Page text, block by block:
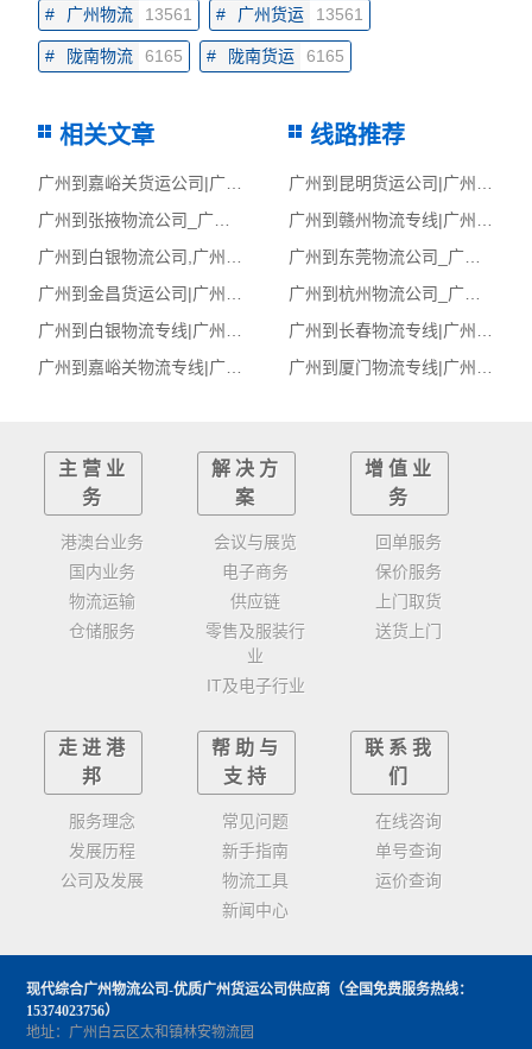
# 广州物流 13561 # 广州货运 13561
# 陇南物流 6165 # 陇南货运 6165
相关文章 线路推荐
主营业
务
港澳台业务
国内业务
物流运输
仓储服务
解决方
案
会议与展览
电子商务
供应链
零售及服装行
业
IT及电子行业
增值业
务
回单服务
保价服务
上门取货
送货上门
走进港
邦
服务理念
发展历程
公司及发展
帮助与
支持
常见问题
新手指南
物流工具
新闻中心
联系我
们
在线咨询
单号查询
运价查询
现代综合广州物流公司-优质广州货运公司供应商 （全国免费服务热线：
15374023756）
地址：广州白云区太和镇林安物流园